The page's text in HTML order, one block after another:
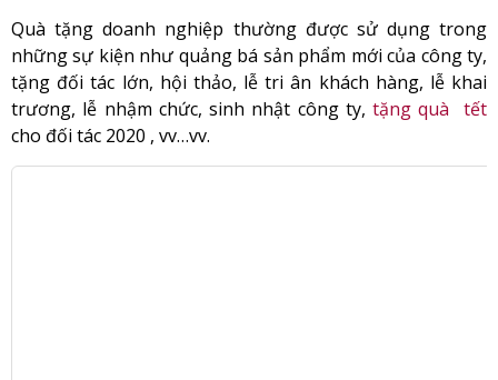
Quà tặng doanh nghiệp thường được sử dụng trong
những sự kiện như quảng bá sản phẩm mới của công ty,
tặng đối tác lớn, hội thảo, lễ tri ân khách hàng, lễ khai
trương, lễ nhậm chức, sinh nhật công ty,tặng quà tết
cho đối tác 2020 , vv…vv.